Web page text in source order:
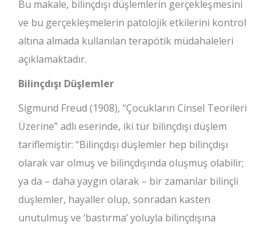
Bu makale, bilinçdışı düşlemlerin gerçekleşmesini
ve bu gerçekleşmelerin patolojik etkilerini kontrol
altına almada kullanılan terapötik müdahaleleri
açıklamaktadır.
Bilinçdışı Düşlemler
Sigmund Freud (1908), “Çocukların Cinsel Teorileri
Üzerine” adlı eserinde, iki tür bilinçdışı düşlem
tariflemiştir: “Bilinçdışı düşlemler hep bilinçdışı
olarak var olmuş ve bilinçdışında oluşmuş olabilir;
ya da – daha yaygın olarak – bir zamanlar bilinçli
düşlemler, hayaller olup, sonradan kasten
unutulmuş ve ‘bastırma’ yoluyla bilinçdışına